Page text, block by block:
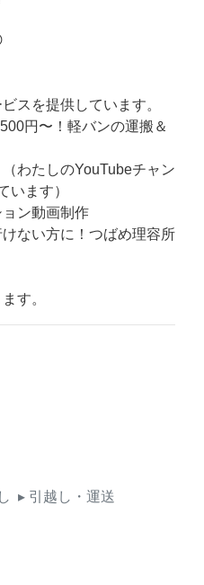
スを提供しています。
円〜！軽バンの運搬＆
わたしのYouTubeチャン
います）
ョン動画制作
ない方に！つばめ理容所
す。
▸ 引越し・運送